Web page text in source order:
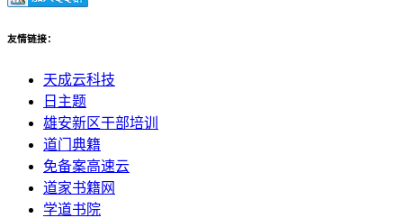
友情链接：
天成云科技
日主题
雄安新区干部培训
道门典籍
免备案高速云
道家书籍网
学道书院